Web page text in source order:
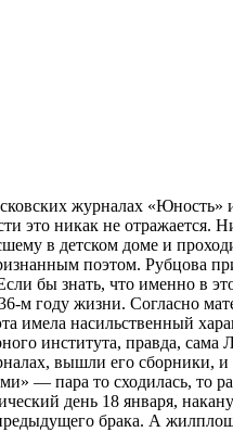
журналах
это никак не
в детском доме и
поэтом.
бы знать, что именно в
м году жизни. Согласно
имела насильственный
института, правда, сама
вышли его
— пара то сходилась, то
день 18 января,
брака. А